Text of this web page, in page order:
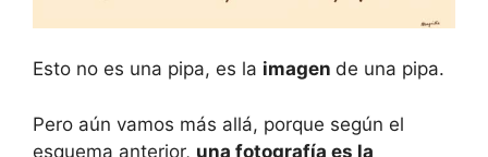
Esto no es una pipa, es la imagen de una pipa.
Pero aún vamos más allá, porque según el
esquema anterior, una fotografía es la